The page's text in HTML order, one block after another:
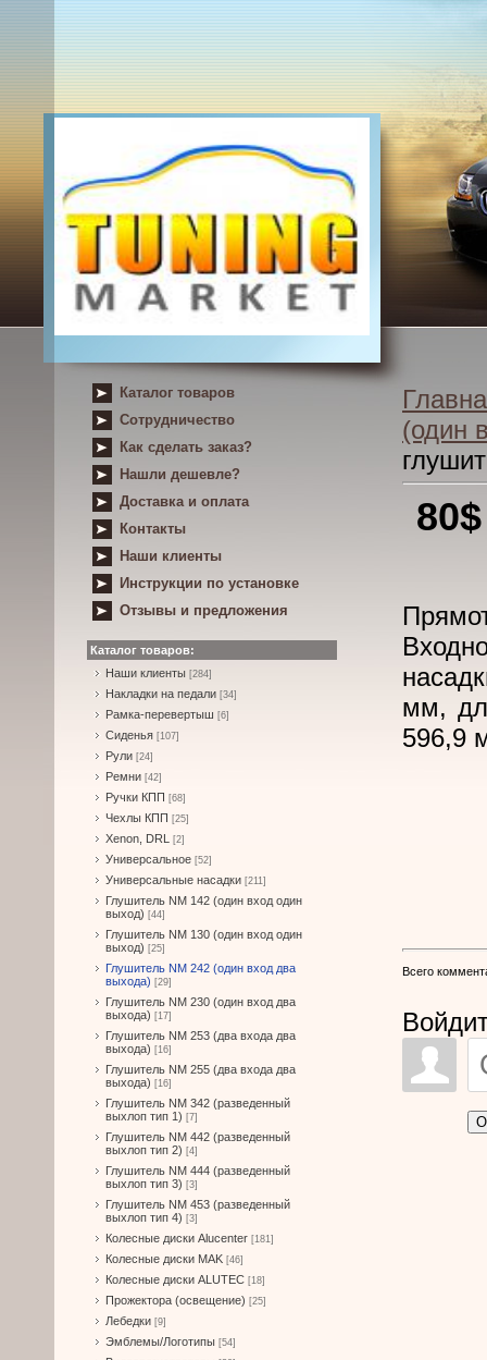
Каталог товаров
Сотрудничество
Как сделать заказ?
Нашли дешевле?
Доставка и оплата
Контакты
Наши клиенты
Инструкции по установке
Отзывы и предложения
Каталог товаров:
Наши клиенты [284]
Накладки на педали [34]
Рамка-перевертыш [6]
Сиденья [107]
Рули [24]
Ремни [42]
Ручки КПП [68]
Чехлы КПП [25]
Xenon, DRL [2]
Универсальное [52]
Универсальные насадки [211]
Глушитель NM 142 (один вход один
выход) [44]
Глушитель NM 130 (один вход один
выход) [25]
Глушитель NM 242 (один вход два
выхода) [29]
Глушитель NM 230 (один вход два
выхода) [17]
Глушитель NM 253 (два входа два
выхода) [16]
Глушитель NM 255 (два входа два
выхода) [16]
Глушитель NM 342 (разведенный
выхлоп тип 1) [7]
Глушитель NM 442 (разведенный
выхлоп тип 2) [4]
Глушитель NM 444 (разведенный
выхлоп тип 3) [3]
Глушитель NM 453 (разведенный
выхлоп тип 4) [3]
Колесные диски Alucenter [181]
Колесные диски MAK [46]
Колесные диски ALUTEC [18]
Прожектора (освещение) [25]
Лебедки [9]
Эмблемы/Логотипы [54]
(один
мм,
596,9
Всего